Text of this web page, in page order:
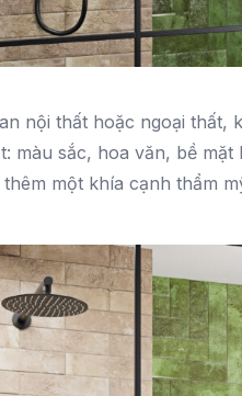
nội thất hoặc ngoại
màu sắc, hoa văn, bề
một khía cạnh thẩm